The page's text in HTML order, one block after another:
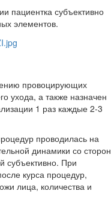
пациентка субъективно
элементов.
провоцирующих
ухода, а также назначен
1 раз каждые 2-3
проводилась на
динамики со
субъективно. При
курса процедур,
лица, количества и